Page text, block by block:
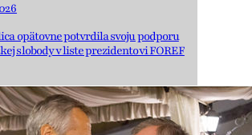
opätovne potvrdila svoju podporu
slobody v liste prezidentovi FOREF